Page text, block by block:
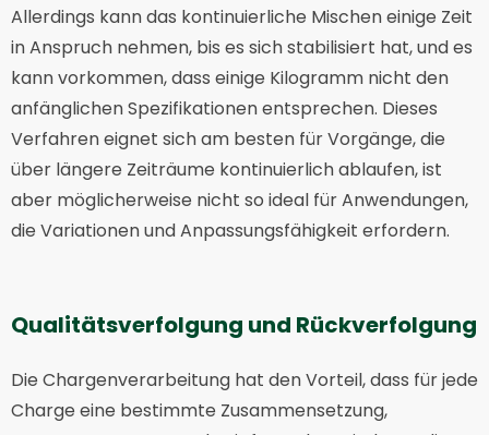
Allerdings kann das kontinuierliche Mischen einige Zeit
in Anspruch nehmen, bis es sich stabilisiert hat, und es
kann vorkommen, dass einige Kilogramm nicht den
anfänglichen Spezifikationen entsprechen. Dieses
Verfahren eignet sich am besten für Vorgänge, die
über längere Zeiträume kontinuierlich ablaufen, ist
aber möglicherweise nicht so ideal für Anwendungen,
die Variationen und Anpassungsfähigkeit erfordern.
Qualitätsverfolgung und Rückverfolgung
Die Chargenverarbeitung hat den Vorteil, dass für jede
Charge eine bestimmte Zusammensetzung,